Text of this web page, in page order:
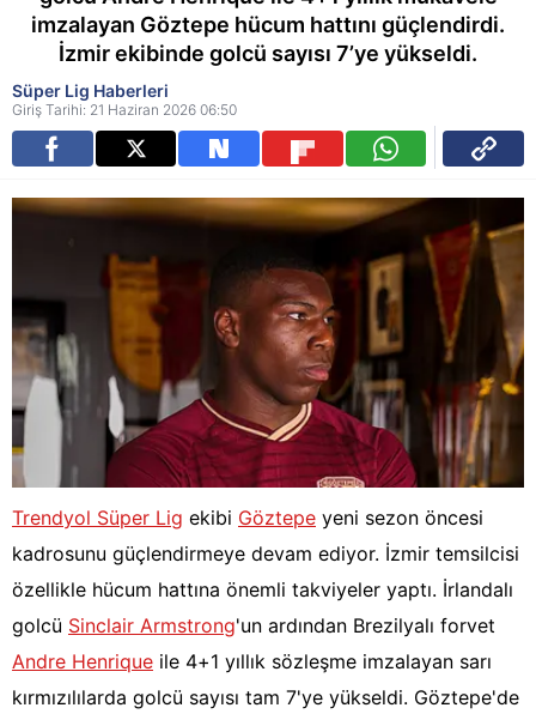
imzalayan Göztepe hücum hattını güçlendirdi.
İzmir ekibinde golcü sayısı 7’ye yükseldi.
Süper Lig Haberleri
Giriş Tarihi: 21 Haziran 2026 06:50
Trendyol Süper Lig ekibi Göztepe yeni sezon öncesi
kadrosunu güçlendirmeye devam ediyor. İzmir temsilcisi
özellikle hücum hattına önemli takviyeler yaptı. İrlandalı
golcü Sinclair Armstrong'un ardından Brezilyalı forvet
Andre Henrique ile 4+1 yıllık sözleşme imzalayan sarı
kırmızılılarda golcü sayısı tam 7'ye yükseldi. Göztepe'de